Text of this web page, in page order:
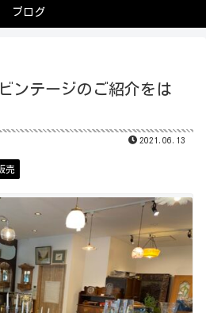
ブログ
ンテージのご紹介をは
2021.06.13
売